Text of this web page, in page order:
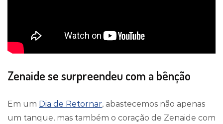
Zenaide se surpreendeu com a bênção
Em um Dia de Retornar, abastecemos não apenas
um tanque, mas também o coração de Zenaide com